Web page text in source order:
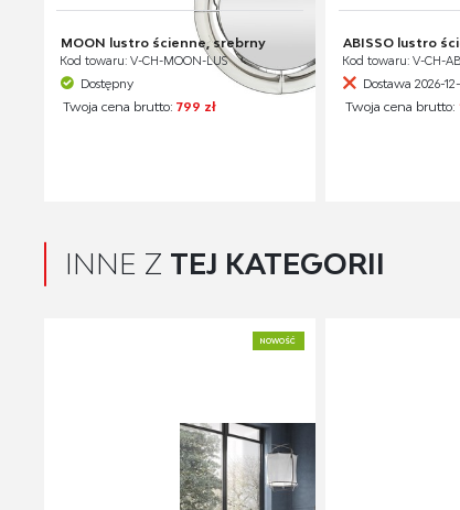
MOON lustro ścienne, srebrny
Kod towaru: V-CH-MOON-LUS
Dostępny
Twoja cena brutto:799 zł
ABISSO lustro
Kod towaru: V-CH-
Dostawa 2026-
Twoja cena brutto:
INNE Z TEJ KATEGORII
NOWOŚĆ